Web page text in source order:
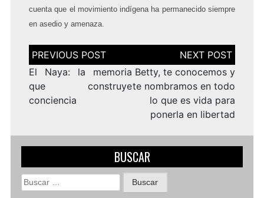
cuenta que el movimiento indígena ha permanecido siempre
en asedio y amenaza.
Navegación
de
entradas
El Naya: la memoria
que construye
conciencia
Betty, te conocemos y
te nombramos en todo
lo que es vida para
ponerla en libertad
BUSCAR
Buscar: